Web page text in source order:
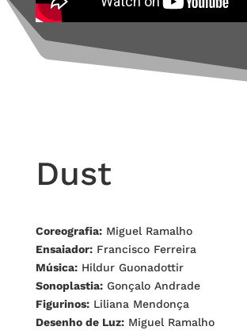
Dust
Coreografia:Miguel Ramalho
Ensaiador:Francisco Ferreira
Música:Hildur Guonadottir
Sonoplastia:Gonçalo Andrade
Figurinos:Liliana Mendonça
Desenho de Luz:Miguel Ramalho